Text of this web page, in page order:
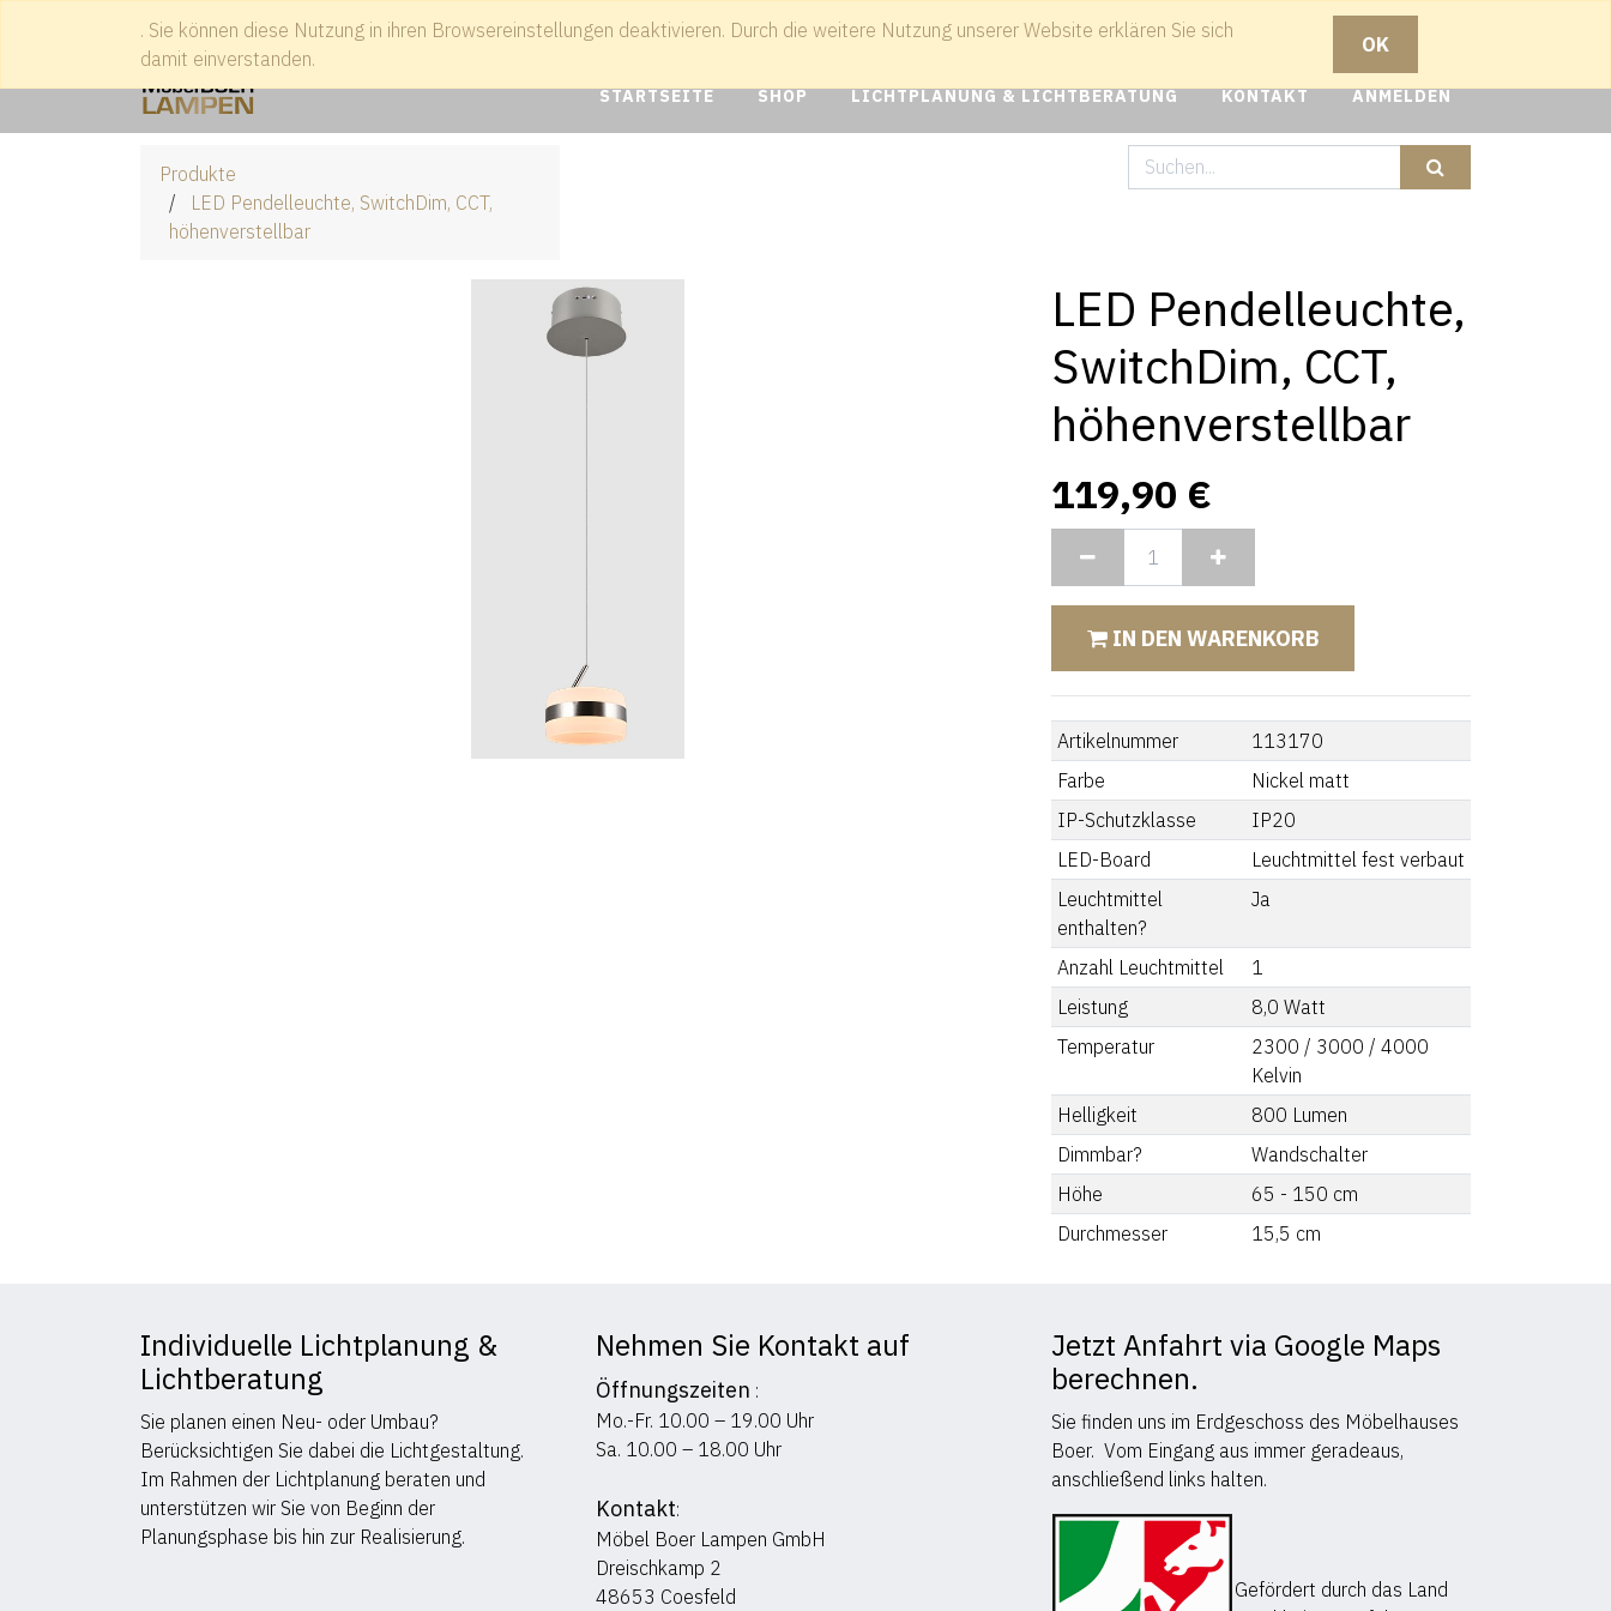
. Sie können diese Nutzung in ihren Browsereinstellungen deaktivieren. Durch die weitere Nutzung unserer Website erklären Sie sich
damit einverstanden.
OK
Treffen Sie uns +49 2541 938041 info@boer-lampen.de
STARTSEITE SHOP LICHTPLANUNG & LICHTBERATUNG KONTAKT ANMELDEN
Produkte
LED Pendelleuchte, SwitchDim, CCT,
höhenverstellbar
LED Pendelleuchte,
SwitchDim, CCT,
höhenverstellbar
119,90 €
IN DEN WARENKORB
Artikelnummer
113170
Farbe
Nickel matt
IP-Schutzklasse
IP20
LED-Board
Leuchtmittel fest verbaut
Leuchtmittel
enthalten?
Ja
Anzahl Leuchtmittel
1
Leistung
8,0 Watt
Temperatur
2300 / 3000 / 4000
Kelvin
Helligkeit
800 Lumen
Dimmbar?
Wandschalter
Höhe
65 - 150 cm
Durchmesser
15,5 cm
Individuelle Lichtplanung &
Lichtberatung
Sie planen einen Neu- oder Umbau?
Berücksichtigen Sie dabei die Lichtgestaltung.
Im Rahmen der Lichtplanung beraten und
unterstützen wir Sie von Beginn der
Planungsphase bis hin zur Realisierung.
Nehmen Sie Kontakt auf
Öffnungszeiten :
Mo.-Fr. 10.00 – 19.00 Uhr
Sa. 10.00 – 18.00 Uhr
Kontakt:
Möbel Boer Lampen GmbH
Dreischkamp 2
48653 Coesfeld
Jetzt Anfahrt via Google Maps
berechnen.
Sie finden uns im Erdgeschoss des Möbelhauses
Boer. Vom Eingang aus immer geradeaus,
anschließend links halten.
Gefördert durch das Land